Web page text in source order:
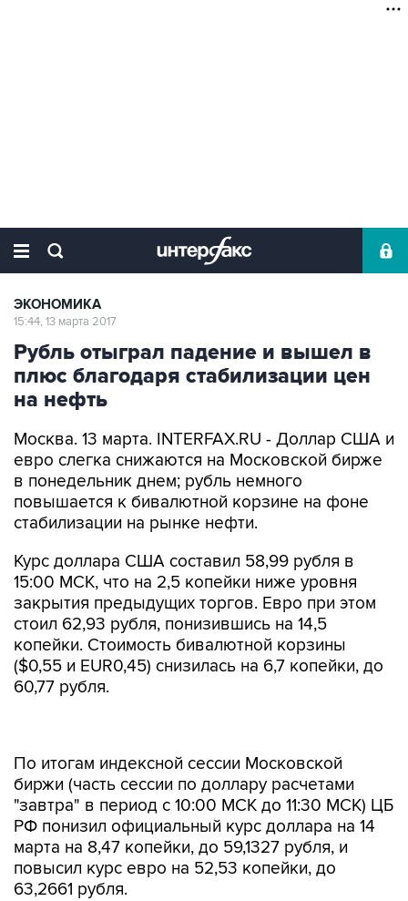
ЭКОНОМИКА
15:44, 13 марта 2017
Рубль отыграл падение и вышел в
плюс благодаря стабилизации цен
на нефть
Москва. 13 марта. INTERFAX.RU - Доллар США и
евро слегка снижаются на Московской бирже
в понедельник днем; рубль немного
повышается к бивалютной корзине на фоне
стабилизации на рынке нефти.
Курс доллара США составил 58,99 рубля в
15:00 МСК, что на 2,5 копейки ниже уровня
закрытия предыдущих торгов. Евро при этом
стоил 62,93 рубля, понизившись на 14,5
копейки. Стоимость бивалютной корзины
($0,55 и EUR0,45) снизилась на 6,7 копейки, до
60,77 рубля.
По итогам индексной сессии Московской
биржи (часть сессии по доллару расчетами
"завтра" в период с 10:00 МСК до 11:30 МСК) ЦБ
РФ понизил официальный курс доллара на 14
марта на 8,47 копейки, до 59,1327 рубля, и
повысил курс евро на 52,53 копейки, до
63,2661 рубля.